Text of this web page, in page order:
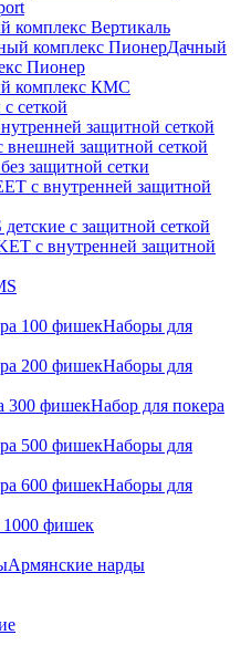
комплекс Вертикаль
Дачный
Пионер
комплекс КМС
сеткой
защитной сеткой
внешней защитной сеткой
защитной сетки
с внутренней защитной
с защитной сеткой
с внутренней защитной
Наборы для
Наборы для
Набор для покера
Наборы для
Наборы для
1000 фишек
Армянские нарды